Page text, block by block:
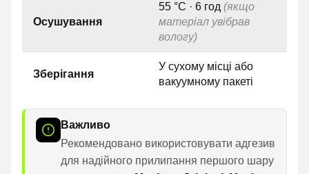
Осушування
55 °C · 6 год (якщо
матеріал увібрав
вологу)
Зберігання
У сухому місці або
вакуумному пакеті
Важливо
Рекомендовано використовувати адгезив
для надійного прилипання першого шару